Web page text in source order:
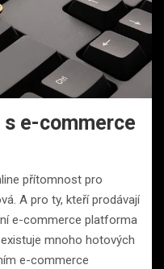
e-commerce
přítomnost pro
A pro ty, kteří prodávají
e-commerce platforma
mnoho hotových
e-commerce